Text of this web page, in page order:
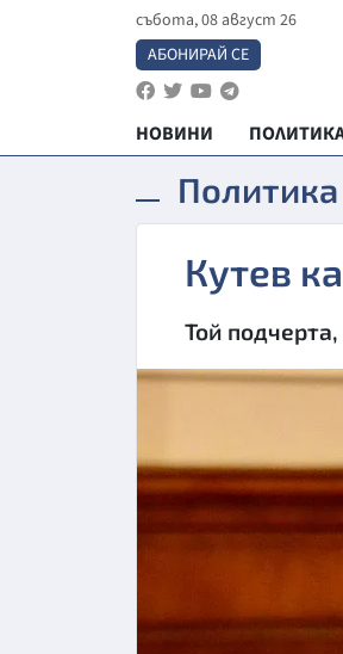
събота, 08 август 26
АБОНИРАЙ СЕ
НОВИНИ
Политика
Кутев
Той